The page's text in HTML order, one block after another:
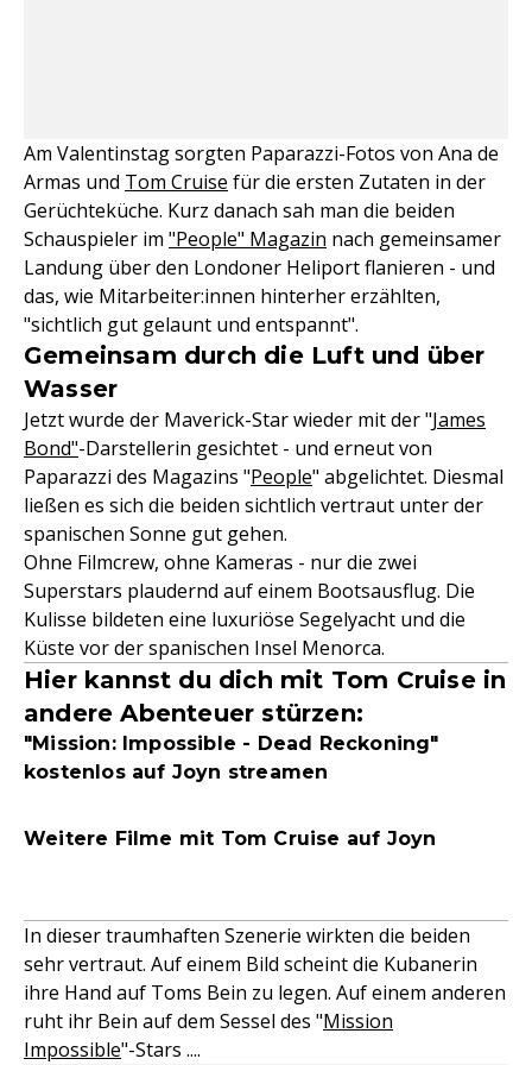
Am Valentinstag sorgten Paparazzi-Fotos von Ana de
Armas und Tom Cruise für die ersten Zutaten in der
Gerüchteküche. Kurz danach sah man die beiden
Schauspieler im "People" Magazin nach gemeinsamer
Landung über den Londoner Heliport flanieren - und
das, wie Mitarbeiter:innen hinterher erzählten,
"sichtlich gut gelaunt und entspannt".
Gemeinsam durch die Luft und über
Wasser
Jetzt wurde der Maverick-Star wieder mit der "James
Bond"-Darstellerin gesichtet - und erneut von
Paparazzi des Magazins "People" abgelichtet. Diesmal
ließen es sich die beiden sichtlich vertraut unter der
spanischen Sonne gut gehen.
Ohne Filmcrew, ohne Kameras - nur die zwei
Superstars plaudernd auf einem Bootsausflug. Die
Kulisse bildeten eine luxuriöse Segelyacht und die
Küste vor der spanischen Insel Menorca.
Hier kannst du dich mit Tom Cruise in
andere Abenteuer stürzen:
"Mission: Impossible - Dead Reckoning"
kostenlos auf Joyn streamen
Weitere Filme mit Tom Cruise auf Joyn
In dieser traumhaften Szenerie wirkten die beiden
sehr vertraut. Auf einem Bild scheint die Kubanerin
ihre Hand auf Toms Bein zu legen. Auf einem anderen
ruht ihr Bein auf dem Sessel des "Mission
Impossible"-Stars ....